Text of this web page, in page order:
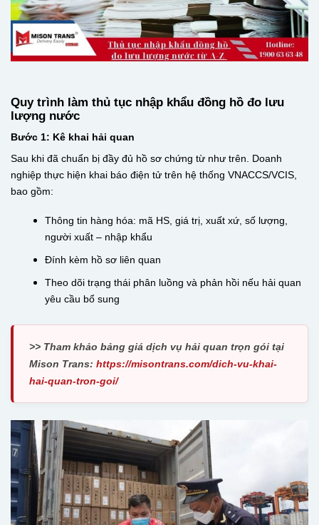
Quy trình làm thủ tục nhập khẩu đồng hồ đo lưu
lượng nước
Bước 1: Kê khai hải quan
Sau khi đã chuẩn bị đầy đủ hồ sơ chứng từ như trên. Doanh
nghiệp thực hiện khai báo điện tử trên hệ thống VNACCS/VCIS,
bao gồm:
Thông tin hàng hóa: mã HS, giá trị, xuất xứ, số lượng,
người xuất – nhập khẩu
Đính kèm hồ sơ liên quan
Theo dõi trạng thái phân luồng và phản hồi nếu hải quan
yêu cầu bổ sung
>> Tham khảo bảng giá dịch vụ hải quan trọn gói tại
Mison Trans: https://misontrans.com/dich-vu-khai-
hai-quan-tron-goi/